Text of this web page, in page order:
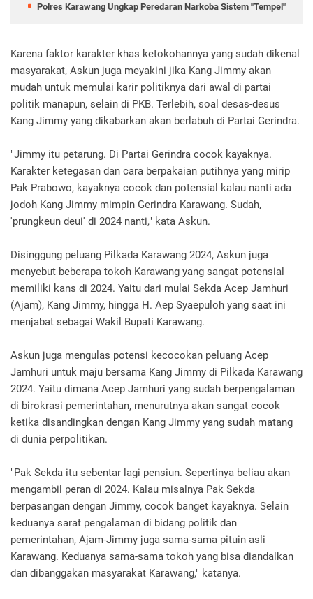
Polres Karawang Ungkap Peredaran Narkoba Sistem "Tempel"
Karena faktor karakter khas ketokohannya yang sudah dikenal
masyarakat, Askun juga meyakini jika Kang Jimmy akan
mudah untuk memulai karir politiknya dari awal di partai
politik manapun, selain di PKB. Terlebih, soal desas-desus
Kang Jimmy yang dikabarkan akan berlabuh di Partai Gerindra.
"Jimmy itu petarung. Di Partai Gerindra cocok kayaknya.
Karakter ketegasan dan cara berpakaian putihnya yang mirip
Pak Prabowo, kayaknya cocok dan potensial kalau nanti ada
jodoh Kang Jimmy mimpin Gerindra Karawang. Sudah,
'prungkeun deui' di 2024 nanti," kata Askun.
Disinggung peluang Pilkada Karawang 2024, Askun juga
menyebut beberapa tokoh Karawang yang sangat potensial
memiliki kans di 2024. Yaitu dari mulai Sekda Acep Jamhuri
(Ajam), Kang Jimmy, hingga H. Aep Syaepuloh yang saat ini
menjabat sebagai Wakil Bupati Karawang.
Askun juga mengulas potensi kecocokan peluang Acep
Jamhuri untuk maju bersama Kang Jimmy di Pilkada Karawang
2024. Yaitu dimana Acep Jamhuri yang sudah berpengalaman
di birokrasi pemerintahan, menurutnya akan sangat cocok
ketika disandingkan dengan Kang Jimmy yang sudah matang
di dunia perpolitikan.
"Pak Sekda itu sebentar lagi pensiun. Sepertinya beliau akan
mengambil peran di 2024. Kalau misalnya Pak Sekda
berpasangan dengan Jimmy, cocok banget kayaknya. Selain
keduanya sarat pengalaman di bidang politik dan
pemerintahan, Ajam-Jimmy juga sama-sama pituin asli
Karawang. Keduanya sama-sama tokoh yang bisa diandalkan
dan dibanggakan masyarakat Karawang," katanya.